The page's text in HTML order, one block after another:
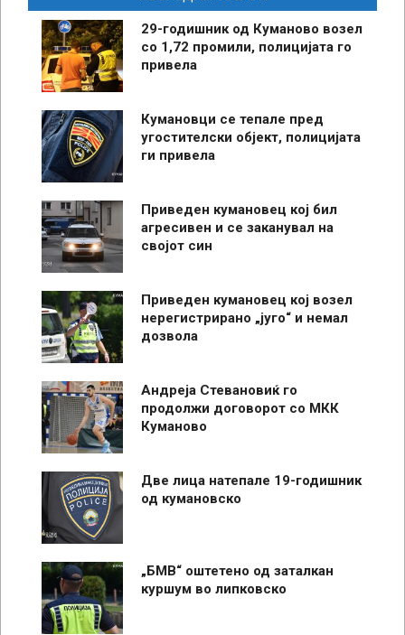
29-годишник од Куманово возел
со 1,72 промили, полицијата го
привела
Кумановци се тепале пред
угостителски објект, полицијата
ги привела
Приведен кумановец кој бил
агресивен и се заканувал на
својот син
Приведен кумановец кој возел
нерегистрирано „југо“ и немал
дозвола
Андреја Стевановиќ го
продолжи договорот со МКК
Куманово
Две лица натепале 19-годишник
од кумановско
„БМВ“ оштетено од заталкан
куршум во липковско